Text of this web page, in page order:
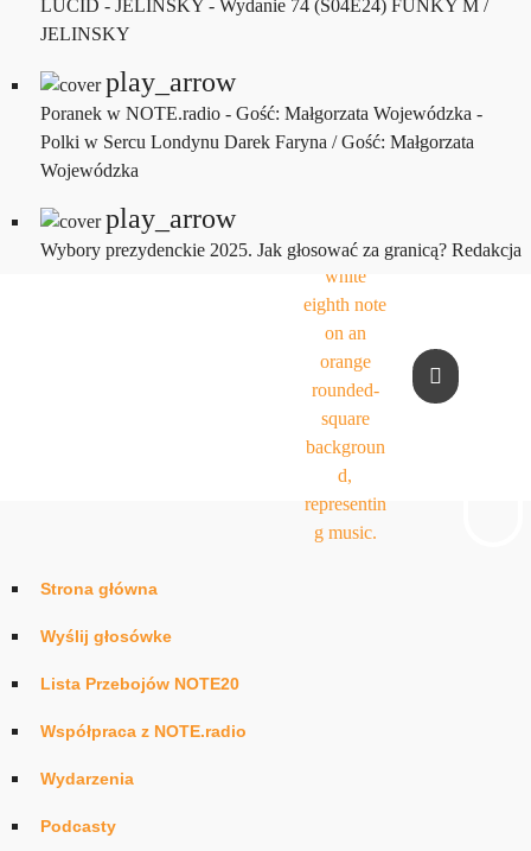
LUCID - JELINSKY - Wydanie 74 (S04E24) FUNKY M /
JELINSKY
play_arrow
Poranek w NOTE.radio - Gość: Małgorzata Wojewódzka -
Polki w Sercu Londynu Darek Faryna / Gość: Małgorzata
Wojewódzka
play_arrow
Wybory prezydenckie 2025. Jak głosować za granicą? Redakcja
play_arrow
Strona główna
Wyślij głosówke
Lista Przebojów NOTE20
Współpraca z NOTE.radio
Wydarzenia
Podcasty